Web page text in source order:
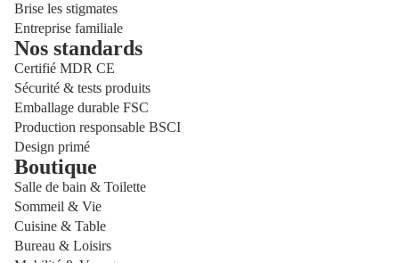
Brise les stigmates
Entreprise familiale
Nos standards
Certifié MDR CE
Sécurité & tests produits
Emballage durable FSC
Production responsable BSCI
Design primé
Boutique
Salle de bain & Toilette
Sommeil & Vie
Cuisine & Table
Bureau & Loisirs